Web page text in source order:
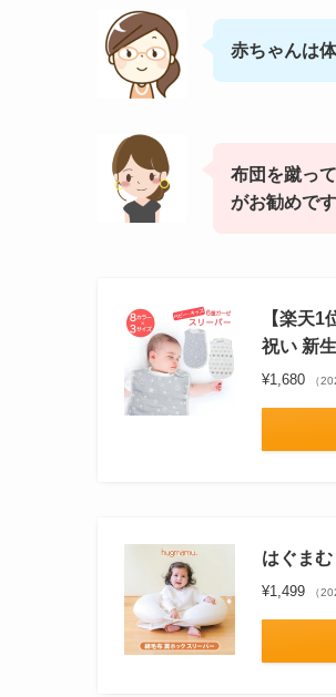
赤ちゃんは
布団を蹴っ
がお勧めです
【楽天
祝い 新
¥1,680 （
はぐま
¥1,499 （